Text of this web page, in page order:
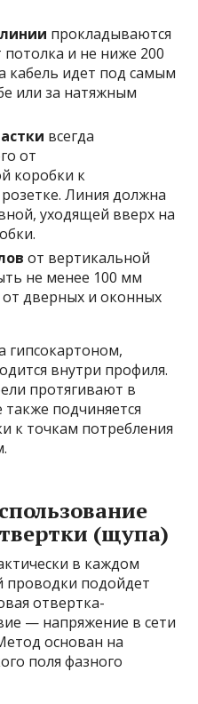
прокладываются
и не ниже 200
кабель идет под самым
или за натяжным
всегда
от
коробки к
Линия должна
уходящей вверх на
от вертикальной
не менее 100 мм
дверных и оконных
гипсокартоном,
внутри профиля.
протягивают в
подчиняется
к точкам потребления
(щупа)
в каждом
проводки подойдет
отвертка-
— напряжение в сети
основан на
поля фазного